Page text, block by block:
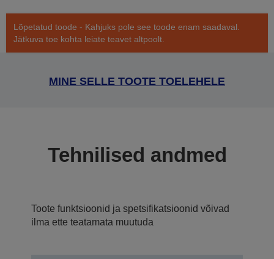
Lõpetatud toode - Kahjuks pole see toode enam saadaval.
Jätkuva toe kohta leiate teavet altpoolt.
MINE SELLE TOOTE TOELEHELE
Tehnilised andmed
Toote funktsioonid ja spetsifikatsioonid võivad
ilma ette teatamata muutuda